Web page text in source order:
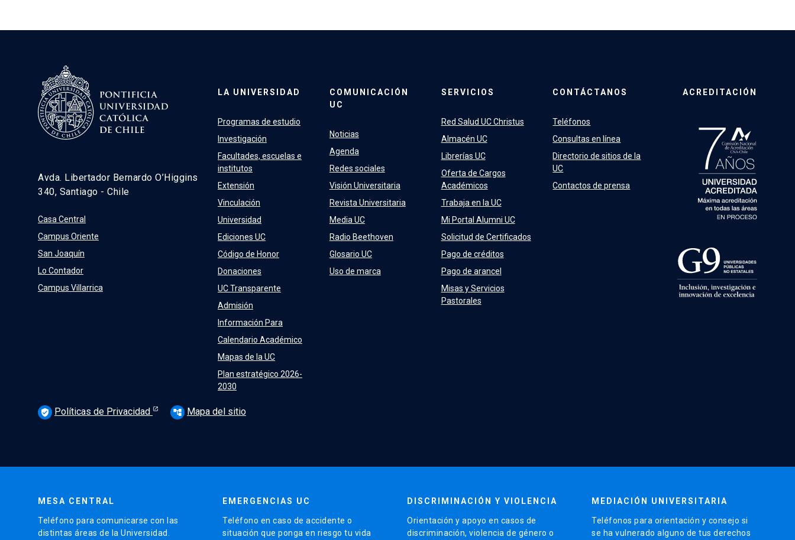
Avda. Libertador Bernardo O’Higgins
340, Santiago - Chile
Casa Central
Campus Oriente
San Joaquín
Lo Contador
Campus Villarrica
LA UNIVERSIDAD
Programas de estudio
Investigación
Facultades, escuelas e
institutos
Extensión
Vinculación
Universidad
Ediciones UC
Código de Honor
Donaciones
UC Transparente
Admisión
Información Para
Calendario Académico
Mapas de la UC
Plan estratégico 2026-
2030
COMUNICACIÓN
UC
Noticias
Agenda
Redes sociales
Visión Universitaria
Revista Universitaria
Media UC
Radio Beethoven
Glosario UC
Uso de marca
SERVICIOS
Red Salud UC Christus
Almacén UC
Librerías UC
Oferta de Cargos
Académicos
Trabaja en la UC
Mi Portal Alumni UC
Solicitud de Certificados
Pago de créditos
Pago de arancel
Misas y Servicios
Pastorales
CONTÁCTANOS
Teléfonos
Consultas en línea
Directorio de sitios de la
UC
Contactos de prensa
ACREDITACIÓN
verified_user Políticas de Privacidad account_tree Mapa del sitio
MESA CENTRAL
Teléfono para comunicarse con las
distintas áreas de la Universidad.
EMERGENCIAS UC
Teléfono en caso de accidente o
situación que ponga en riesgo tu vida
DISCRIMINACIÓN Y VIOLENCIA
Orientación y apoyo en casos de
discriminación, violencia de género o
MEDIACIÓN UNIVERSITARIA
Teléfonos para orientación y consejo si
se ha vulnerado alguno de tus derechos